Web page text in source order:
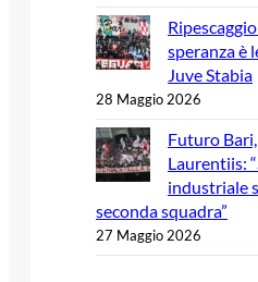
speranza è
Juve Stabia
28 Maggio 2026
Futuro Bari,
Laurentiis:
industriale
seconda squadra”
27 Maggio 2026